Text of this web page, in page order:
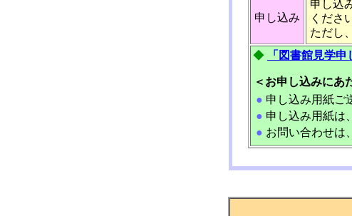
申し込み
申し込
くださ
ただし
◆
「図書館見学
＜お申し込みにあ
● 申し込み用紙ご
● 申し込み用紙は
● お問い合わせは、